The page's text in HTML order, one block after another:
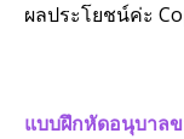
ผลประโยชน์ค่ะ
แบบฝึกหัดอนุบาล